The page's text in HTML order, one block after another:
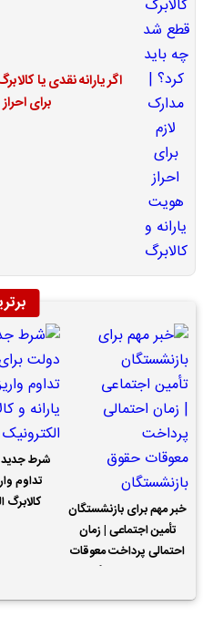
اگر یارانه نقدی یا
برای
خبر مهم برای بازنشستگان
تأمین اجتماعی | زمان
احتمالی پرداخت معوقات
شرط جدید
تداوم
کالابرگ